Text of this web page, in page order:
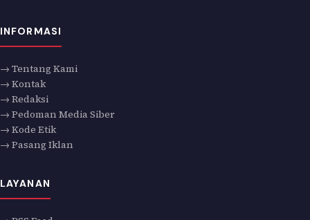
INFORMASI
→ Tentang Kami
→ Kontak
→ Redaksi
→ Pedoman Media Siber
→ Kode Etik
→ Pasang Iklan
LAYANAN